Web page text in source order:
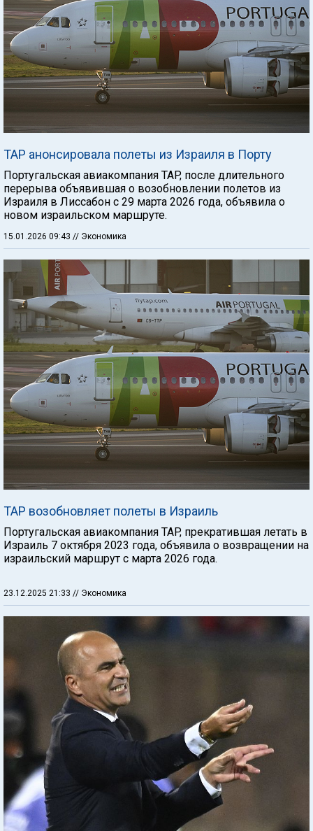
TAP анонсировала полеты из Израиля в Порту
Португальская авиакомпания TAP, после длительного
перерыва объявившая о возобновлении полетов из
Израиля в Лиссабон с 29 марта 2026 года, объявила о
новом израильском маршруте.
15.01.2026 09:43 // Экономика
TAP возобновляет полеты в Израиль
Португальская авиакомпания TAP, прекратившая летать в
Израиль 7 октября 2023 года, объявила о возвращении на
израильский маршрут с марта 2026 года.
23.12.2025 21:33 // Экономика